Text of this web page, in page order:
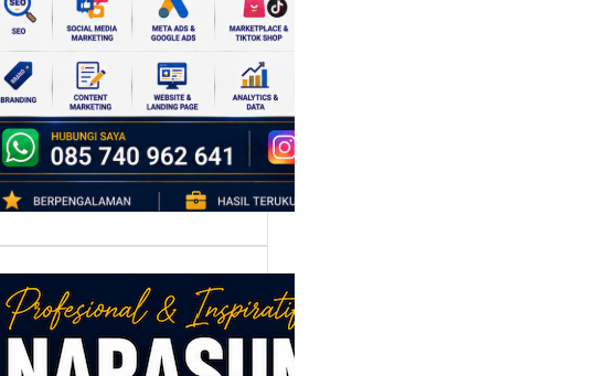
Perkembangan dunia
industri tidak hanya
mengubah cara
perusahaan
memproduksi barang,…